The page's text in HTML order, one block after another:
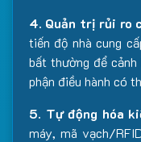
4. Quản trị rủi ro
tiến độ nhà cung
bất thường để
phận điều hành có
5. Tự động hóa
máy, mã vạch/